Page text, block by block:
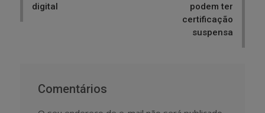
digital
podem ter
certificação
suspensa
Comentários